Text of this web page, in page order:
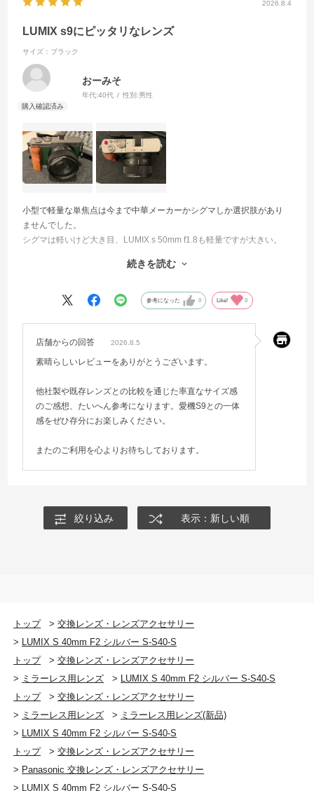
角調整したいときにはズームレンズ、より表現にこだわ
りたいときには単焦点レンズ。撮影の自由度を高める、
軽快なフルサイズシステムを実現します。
《どこへでも持ち運べる、防塵・防滴仕様※ / 耐低温設
計》
境にも対応できる防塵・防滴仕様※。天候に左右される
ことなく、突然のシャッターチャンスを捉え、水滴やほ
こりなどから大切なレンズを守ります。レンズ最前面に
はフッ素コーティングを施しており、レンズ表面に汚れ
や旅行先でも安心して使用できます。
快適な撮影をアシストする、優れた操作性
フォーカスリングをコントロールリングとして使用する
れば、単焦点レンズでありながら、ズームレンズのよう
な操作を実現できます。
レンズ鏡筒に搭載されたフォーカスボタンは、押してい
る間、ピントを固定できます。また、Fnボタンとして任
意の機能を割り当てることも可能です。自分の撮影スタ
を採用。カメラ本体との最大で毎秒240回のAF制御によ
り、静止画と動画で高いAF性能が求められるさまざまな
映像作品制作に最適な動画性能
高精細な動画撮影に対応した光学設計と、鏡筒内部構造
の最適化により、ブリージング（動画撮影中など、フォ
ーカシング時におけるピント位置移動に伴い画角が変化
する現象）を抑制します。また、輝度変化が大きいシー
ンでは、絞りマイクロステップ制御によりF値変化をなめ
らかに制御することで、急激な露出変化を抑制。動画撮
影中のパンニング時も安定した露出制御をサポートしま
す。
光学式手ブレ補正
Dual I.S. 対応
なし
フィルター径
62mm
最大径×長さ
φ69.4mm×約40.9mm（レンズ先端より、レンズマウ
質量
対応テレコンバーター
なし
防塵防滴※
フッ素コーティング
動作環境（使用可能温度 / 湿度）
2026.8.4
LUMIX s9にピッタリなレンズ
サイズ：ブラック
おーみそ
年代:40代 性別:男性
小型で軽量な単焦点は今まで中華メーカーかシグマしか選択肢があり
ませんでした。
シグマは軽いけど大き目、LUMIX s 50mm f1.8も軽量ですが大きい。
そこに発売されたこのレンズ。
プラスチック感は相変わらずですが、その分軽量なので仕方ないかと
続きを読む
参考になった 0 Like! 0
店舗からの回答 2026.8.5
素晴らしいレビューをありがとうございます。
他社製や既存レンズとの比較を通じた率直なサイズ感
のご感想、たいへん参考になります。愛機S9との一体
感をぜひ存分にお楽しみください。
またのご利用を心よりお待ちしております。
絞り込み 表示：新しい順
トップ >交換レンズ・レンズアクセサリー
> LUMIX S 40mm F2 シルバー S-S40-S
トップ
>交換レンズ・レンズアクセサリー
> ミラーレス用レンズ > LUMIX S 40mm F2 シルバー S-S40-S
トップ
>交換レンズ・レンズアクセサリー
> ミラーレス用レンズ > ミラーレス用レンズ(新品)
> LUMIX S 40mm F2 シルバー S-S40-S
トップ
>交換レンズ・レンズアクセサリー
> Panasonic 交換レンズ・レンズアクセサリー
> LUMIX S 40mm F2 シルバー S-S40-S